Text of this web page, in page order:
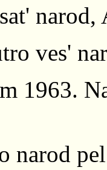
ves'
1963.
narod